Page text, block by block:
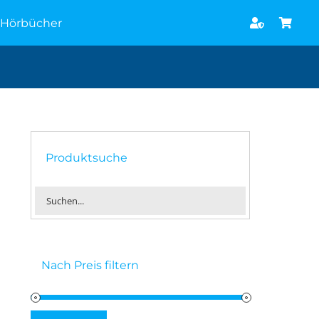
Hörbücher
Produktsuche
Nach Preis filtern